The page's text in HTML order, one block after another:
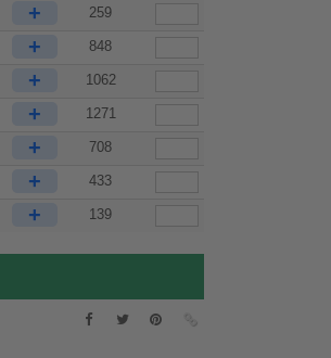
+ 259
+ 848
+ 1062
+ 1271
+ 708
+ 433
+ 139